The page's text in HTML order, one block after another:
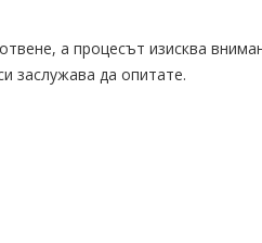
а процесът изисква
заслужава да опитате.